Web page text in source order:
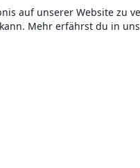
auf unserer Website zu
Mehr erfährst du in